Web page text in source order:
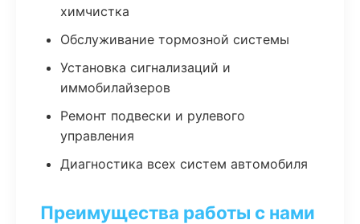
химчистка
Обслуживание тормозной системы
Установка сигнализаций и
иммобилайзеров
Ремонт подвески и рулевого
управления
Диагностика всех систем автомобиля
Преимущества работы с нами